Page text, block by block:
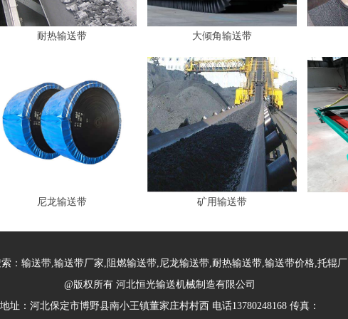
耐热输送带 大倾角输送带
尼龙输送带 矿用输送带
：输送带,输送带厂家,阻燃输送带,尼龙输送带,耐热输送带,输送带价格,托辊厂
@版权所有 河北恒光输送机械制造有限公司
地址：河北保定市博野县南小王镇董家庄村村西 电话13780248168 传真：